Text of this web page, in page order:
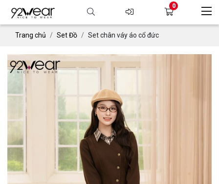
0
Trang chủ Set Đồ Set chân váy áo cổ đức